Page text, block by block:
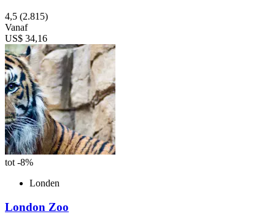
4,5 (2.815)
Vanaf
US$ 34,16
tot -8%
Londen
London Zoo